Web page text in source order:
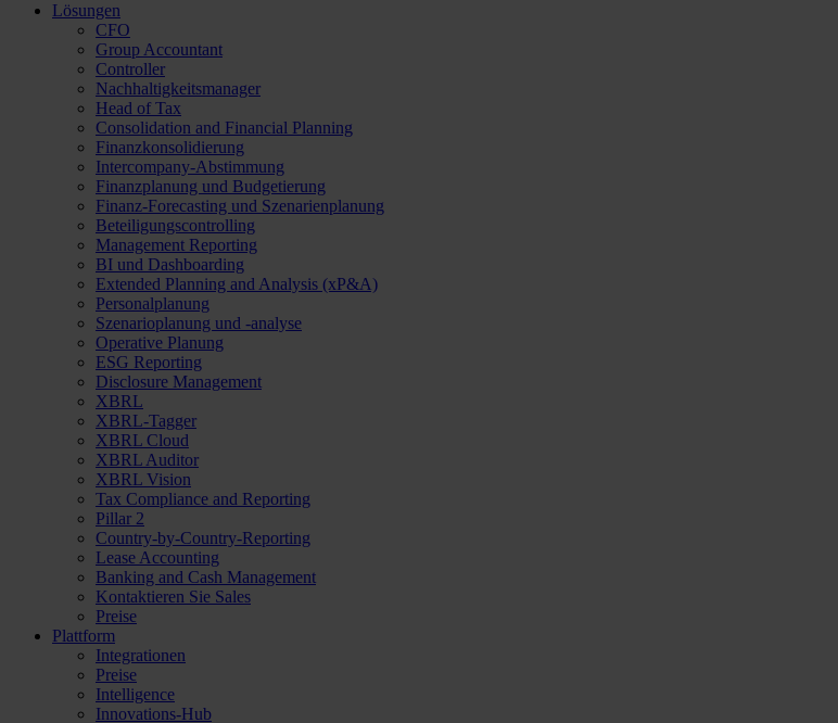
Lösungen
CFO
Group Accountant
Controller
Nachhaltigkeitsmanager
Head of Tax
Consolidation and Financial Planning
Finanzkonsolidierung
Intercompany-Abstimmung
Finanzplanung und Budgetierung
Finanz-Forecasting und Szenarienplanung
Beteiligungscontrolling
Management Reporting
BI und Dashboarding
Extended Planning and Analysis (xP&A)
Personalplanung
Szenarioplanung und -analyse
Operative Planung
ESG Reporting
Disclosure Management
XBRL
XBRL-Tagger
XBRL Cloud
XBRL Auditor
XBRL Vision
Tax Compliance and Reporting
Pillar 2
Country-by-Country-Reporting
Lease Accounting
Banking and Cash Management
Kontaktieren Sie Sales
Preise
Plattform
Integrationen
Preise
Intelligence
Innovations-Hub